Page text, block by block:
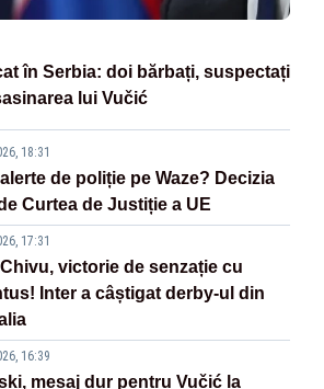
în Serbia: doi bărbați, suspectați
lui Vučić
18:31
de poliție pe Waze? Decizia
Curtea de Justiție a UE
17:31
victorie de senzație cu
Inter a câștigat derby-ul din
16:39
mesaj dur pentru Vučić la